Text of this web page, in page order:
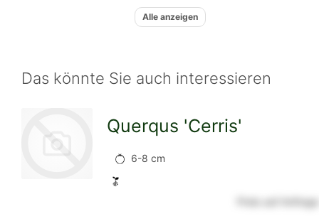
Alle anzeigen
Das könnte Sie auch interessieren
Querqus 'Cerris'
6-8 cm
Preis auf Anfrage